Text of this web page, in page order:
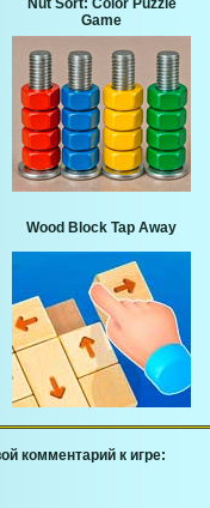
Nut Sort: Color Puzzle
Game
Wood Block Tap Away
комментарий к игре: